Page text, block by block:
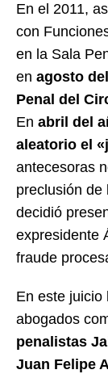
En el 2011,
con
en la Sala
en agosto
Penal del
En abril del
aleatorio el
antecesoras
preclusión de
decidió
expresidente
fraude
En este juicio
abogados
penalistas
Juan Felipe